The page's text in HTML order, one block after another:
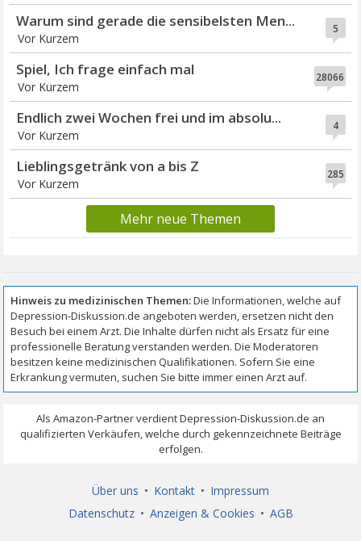
5
Warum sind gerade die sensibelsten Men...
Vor Kurzem
28066
Spiel, Ich frage einfach mal
Vor Kurzem
4
Endlich zwei Wochen frei und im absolu...
Vor Kurzem
285
Lieblingsgetränk von a bis Z
Vor Kurzem
Mehr neue Themen
Über uns • Kontakt • Impressum
Datenschutz • Anzeigen & Cookies • AGB